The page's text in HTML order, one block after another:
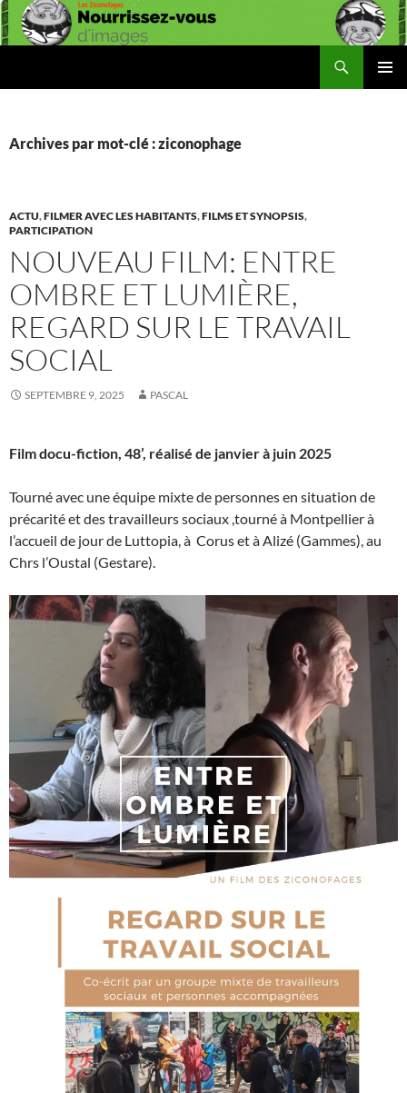
Aller
au
Archives par mot-clé : ziconophage
ACTU,FILMER AVEC LES HABITANTS,FILMS ET SYNOPSIS,
PARTICIPATION
NOUVEAU FILM: ENTRE
OMBRE ET LUMIÈRE,
REGARD SUR LE TRAVAIL
SOCIAL
SEPTEMBRE 9, 2025 PASCAL
Film docu-fiction, 48’, réalisé de janvier à juin 2025
Tourné avec une équipe mixte de personnes en situation de
précarité et des travailleurs sociaux ,tourné à Montpellier à
l’accueil de jour de Luttopia, à Corus et à Alizé (Gammes), au
Chrs l’Oustal (Gestare).